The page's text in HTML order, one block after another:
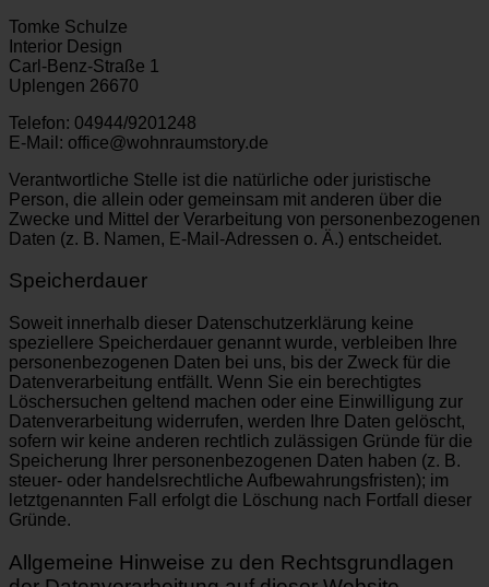
Tomke Schulze
Interior Design
Carl-Benz-Straße 1
Uplengen 26670
Telefon: 04944/9201248
E-Mail: office@wohnraumstory.de
Verantwortliche Stelle ist die natürliche oder juristische
Person, die allein oder gemeinsam mit anderen über die
Zwecke und Mittel der Verarbeitung von personenbezogenen
Daten (z. B. Namen, E-Mail-Adressen o. Ä.) entscheidet.
Speicherdauer
Soweit innerhalb dieser Datenschutzerklärung keine
speziellere Speicherdauer genannt wurde, verbleiben Ihre
personenbezogenen Daten bei uns, bis der Zweck für die
Datenverarbeitung entfällt. Wenn Sie ein berechtigtes
Löschersuchen geltend machen oder eine Einwilligung zur
Datenverarbeitung widerrufen, werden Ihre Daten gelöscht,
sofern wir keine anderen rechtlich zulässigen Gründe für die
Speicherung Ihrer personenbezogenen Daten haben (z. B.
steuer- oder handelsrechtliche Aufbewahrungsfristen); im
letztgenannten Fall erfolgt die Löschung nach Fortfall dieser
Gründe.
Allgemeine Hinweise zu den Rechtsgrundlagen